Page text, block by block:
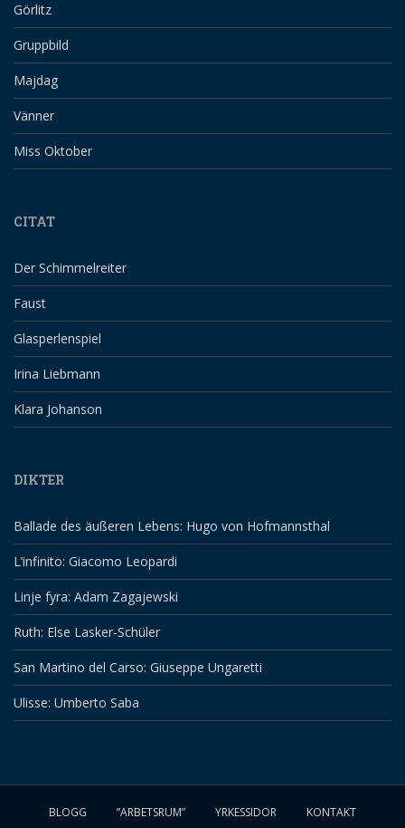
Görlitz
Gruppbild
Majdag
Vänner
Miss Oktober
CITAT
Der Schimmelreiter
Faust
Glasperlenspiel
Irina Liebmann
Klara Johanson
DIKTER
Ballade des äußeren Lebens: Hugo von Hofmannsthal
L’infinito: Giacomo Leopardi
Linje fyra: Adam Zagajewski
Ruth: Else Lasker-Schüler
San Martino del Carso: Giuseppe Ungaretti
Ulisse: Umberto Saba
BLOGG ”ARBETSRUM” YRKESSIDOR KONTAKT